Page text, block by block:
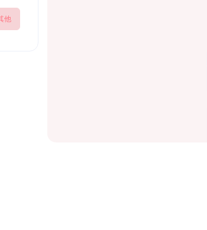
他